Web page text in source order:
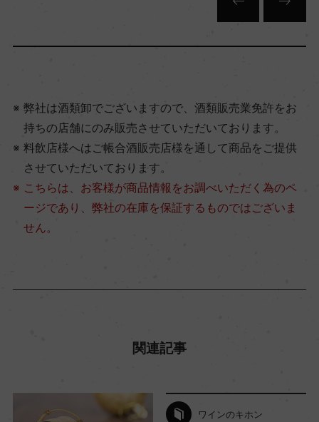
弊社は酒類卸でございますので、酒類販売業免許をお
持ちの店舗にのみ販売させていただいております。
料飲店様へはご帳合酒販売店様を通して商品をご提供
させていただいております。
こちらは、お客様が商品情報をお調べいただく為のペ
ージであり、弊社の在庫を保証するものではございま
せん。
関連記事
ワインのキホン